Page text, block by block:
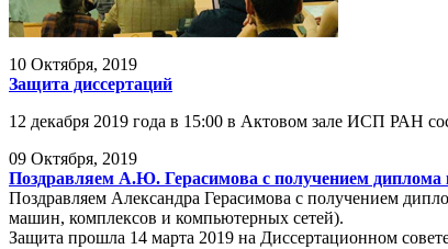
10 Октября, 2019
Защита диссертаций
12 декабря 2019 года в 15:00 в Актовом зале ИСП РАН
09 Октября, 2019
Поздравляем А.Ю. Герасимова с получением диплома
Поздравляем Александра Герасимова с получением
машин, комплексов и компьютерных сетей).
Защита прошла 14 марта 2019 на Диссертационном